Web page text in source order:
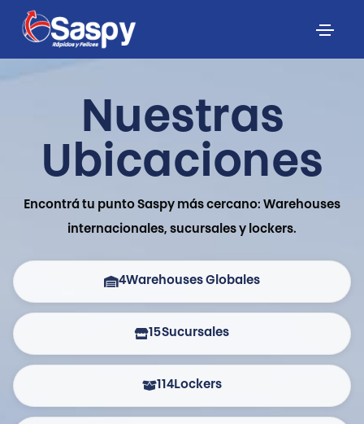
Nuestras
Ubicaciones
Encontrá tu punto Saspy más cercano: Warehouses
internacionales, sucursales y lockers.
4Warehouses Globales
15Sucursales
114Lockers